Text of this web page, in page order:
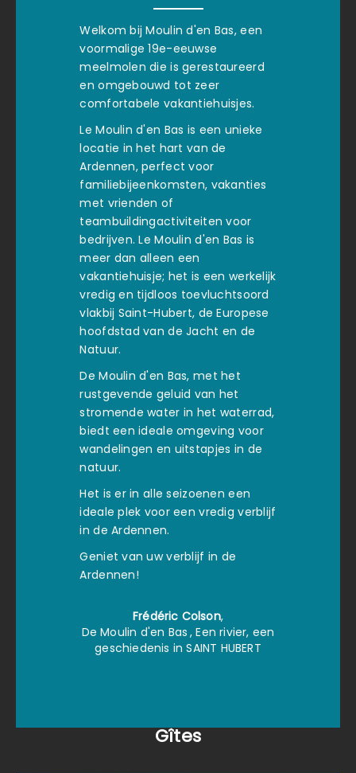
Welkom bij Moulin d'en Bas, een
voormalige 19e-eeuwse
meelmolen die is gerestaureerd
en omgebouwd tot zeer
comfortabele vakantiehuisjes.
Le Moulin d'en Bas is een unieke
locatie in het hart van de
Ardennen, perfect voor
familiebijeenkomsten, vakanties
met vrienden of
teambuildingactiviteiten voor
bedrijven. Le Moulin d'en Bas is
meer dan alleen een
vakantiehuisje; het is een werkelijk
vredig en tijdloos toevluchtsoord
vlakbij Saint-Hubert, de Europese
hoofdstad van de Jacht en de
Natuur.
De Moulin d'en Bas, met het
rustgevende geluid van het
stromende water in het waterrad,
biedt een ideale omgeving voor
wandelingen en uitstapjes in de
natuur.
Het is er in alle seizoenen een
ideale plek voor een vredig verblijf
in de Ardennen.
Geniet van uw verblijf in de
Ardennen!
Frédéric Colson,
De Moulin d'en Bas , Een rivier, een
geschiedenis in SAINT HUBERT
Gîtes